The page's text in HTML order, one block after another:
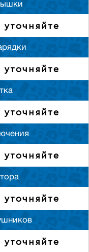
уточняйте
уточняйте
уточняйте
уточняйте
уточняйте
уточняйте